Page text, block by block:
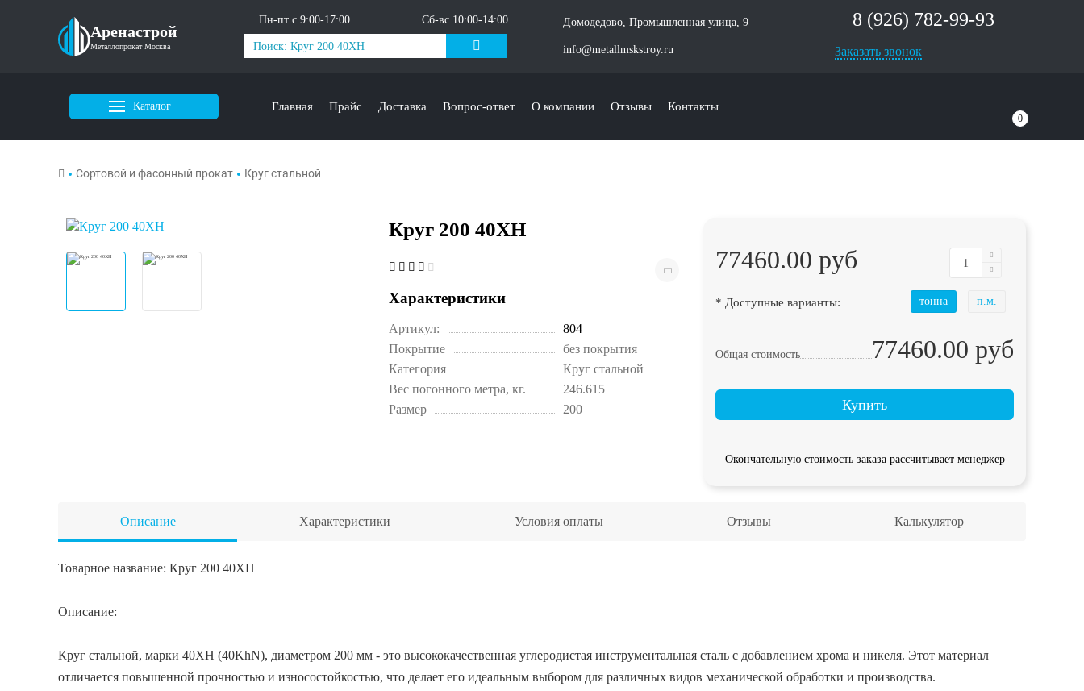
Аренастрой
Металлопрокат Москва
Пн-пт с 9:00-17:00 Сб-вс 10:00-14:00 Домодедово, Промышленная улица, 9
info@metallmskstroy.ru
8 (926) 782-99-93
Заказать звонок
Каталог Главная Прайс Доставка Вопрос-ответ О компании Отзывы Контакты
0
Сортовой и фасонный прокат Круг стальной
Круг 200 40ХН
Характеристики
Артикул:
804
Покрытие
без покрытия
Категория
Круг стальной
Вес погонного метра, кг.
246.615
Размер
200
77460.00 руб
* Доступные варианты: тонна п.м.
Общая стоимость 77460.00 руб
Купить
Окончательную стоимость заказа рассчитывает менеджер
Описание Характеристики Условия оплаты Отзывы Калькулятор
Товарное название: Круг 200 40ХН
Описание:
Круг стальной, марки 40ХН (40KhN), диаметром 200 мм - это высококачественная углеродистая инструментальная сталь с добавлением хрома и никеля. Этот материал
отличается повышенной прочностью и износостойкостью, что делает его идеальным выбором для различных видов механической обработки и производства.